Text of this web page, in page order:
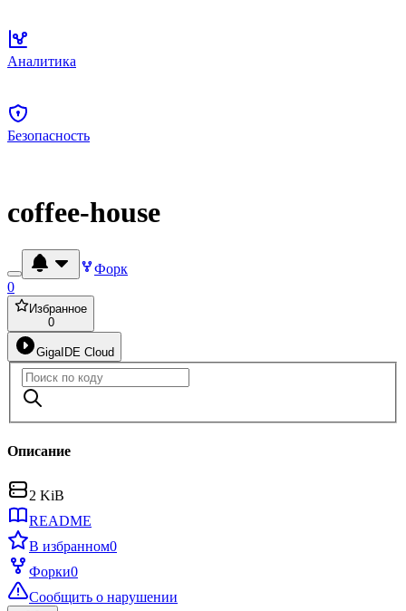
Аналитика
Безопасность
coffee-house
Форк
0
Избранное
0
GigaIDE Cloud
Описание
2 KiB
README
В избранном0
Форки0
Сообщить о нарушении